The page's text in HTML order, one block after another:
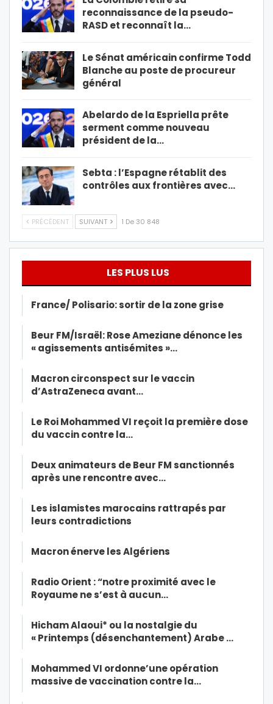
reconnaissance de la pseudo-
RASD et reconnaît la…
Le Sénat américain confirme Todd
Blanche au poste de procureur
général
Abelardo de la Espriella prête
serment comme nouveau
président de la…
Sebta : l’Espagne rétablit des
contrôles aux frontières avec…
PRÉCÉDENT SUIVANT 1 De 30 848
LES PLUS LUS
France/ Polisario: sortir de la zone grise
Beur FM/Israël: Rose Ameziane dénonce les
« agissements antisémites »…
Macron circonspect sur le vaccin
d’AstraZeneca avant…
Le Roi Mohammed VI reçoit la première dose
du vaccin contre la…
Deux animateurs de Beur FM sanctionnés
après une rencontre avec…
Les islamistes marocains rattrapés par
leurs contradictions
Macron énerve les Algériens
Radio Orient : “notre proximité avec le
Royaume ne s’est à aucun…
Hicham Alaoui* ou la nostalgie du
« Printemps (désenchantement) Arabe …
Mohammed VI ordonne’une opération
massive de vaccination contre la…